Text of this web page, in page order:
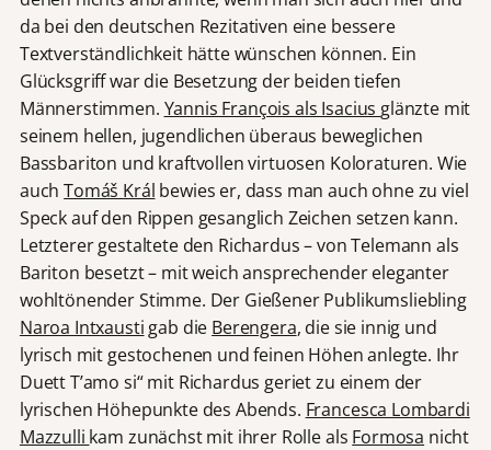
da bei den deutschen Rezitativen eine bessere
Textverständlichkeit hätte wünschen können. Ein
Glücksgriff war die Besetzung der beiden tiefen
Männerstimmen. Yannis François als Isacius glänzte mit
seinem hellen, jugendlichen überaus beweglichen
Bassbariton und kraftvollen virtuosen Koloraturen. Wie
auchTomáš Král bewies er, dass man auch ohne zu viel
Speck auf den Rippen gesanglich Zeichen setzen kann.
Letzterer gestaltete den Richardus – von Telemann als
Bariton besetzt – mit weich ansprechender eleganter
wohltönender Stimme. Der Gießener Publikumsliebling
Naroa Intxausti gab die Berengera, die sie innig und
lyrisch mit gestochenen und feinen Höhen anlegte. Ihr
Duett T’amo si“ mit Richardus geriet zu einem der
lyrischen Höhepunkte des Abends. Francesca Lombardi
Mazzulli kam zunächst mit ihrer Rolle als Formosa nicht